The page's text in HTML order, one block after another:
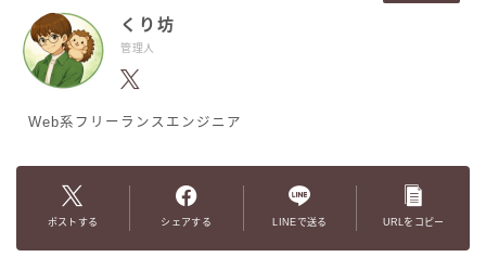
くり坊
管理人
Web系フリーランスエンジニア
ポストする シェアする LINEで送る URLをコピー